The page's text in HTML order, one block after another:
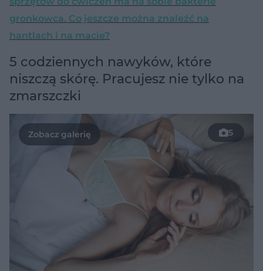
gronkowca. Co jeszcze można znaleźć na
hantlach i na macie?
5 codziennych nawyków, które
niszczą skórę. Pracujesz nie tylko na
zmarszczki
5